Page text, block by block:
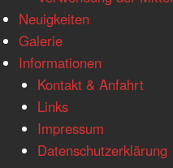
Neuigkeiten
Galerie
Informationen
Kontakt & Anfahrt
Links
Impressum
Datenschutzerklärung